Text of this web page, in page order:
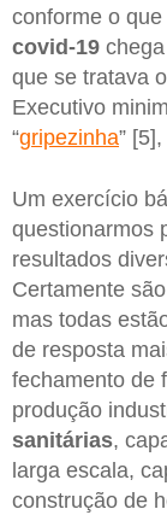
conforme o
covid-19
que se tratava
Executivo
“gripezinha”
Um exercício
questionarmos
resultados
Certamente
mas todas
de resposta
fechamento de
produção
sanitárias,
larga escala,
construção de